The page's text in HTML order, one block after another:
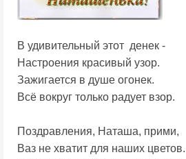
В удивительный этот денек -
Настроения красивый узор.
Зажигается в душе огонек.
Всё вокруг только радует взор.
Поздравления, Наташа, прими,
Ваз не хватит для наших цветов.